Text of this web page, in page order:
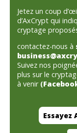
Jetez un coup
d’AxCrypt qui
cryptage
contactez-nous à
Suivez nos
plus sur le
à venir (